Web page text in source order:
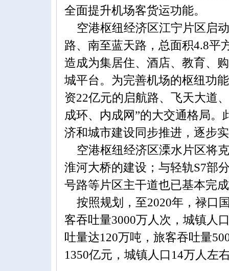
全面提升机场客货运功能。
空港枢纽经济区江宁片区启
路、南至蓝天路，总面积4.8平
造成为集居住、酒店、教育、
城平台。为完善机场的枢纽功
资22亿元的启航路、飞天大道
成环、内成网”的大交通格局
济和城市建设同步推进，逐步
空港枢纽经济区溧水片区将
淮河大桥的建设；与轻轨S7部
号路等片区主干道也已基本完
按照规划，至2020年，禄口
客吞吐量3000万人次，城镇人
吐量达120万吨，旅客吞吐量
1350亿元，城镇人口14万人左